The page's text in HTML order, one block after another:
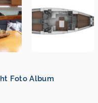
Foto Album